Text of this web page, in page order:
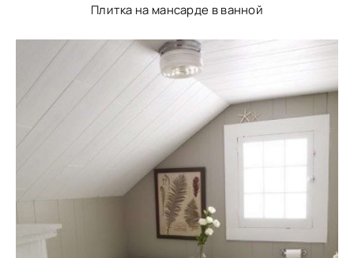
Плитка на мансарде в ванной